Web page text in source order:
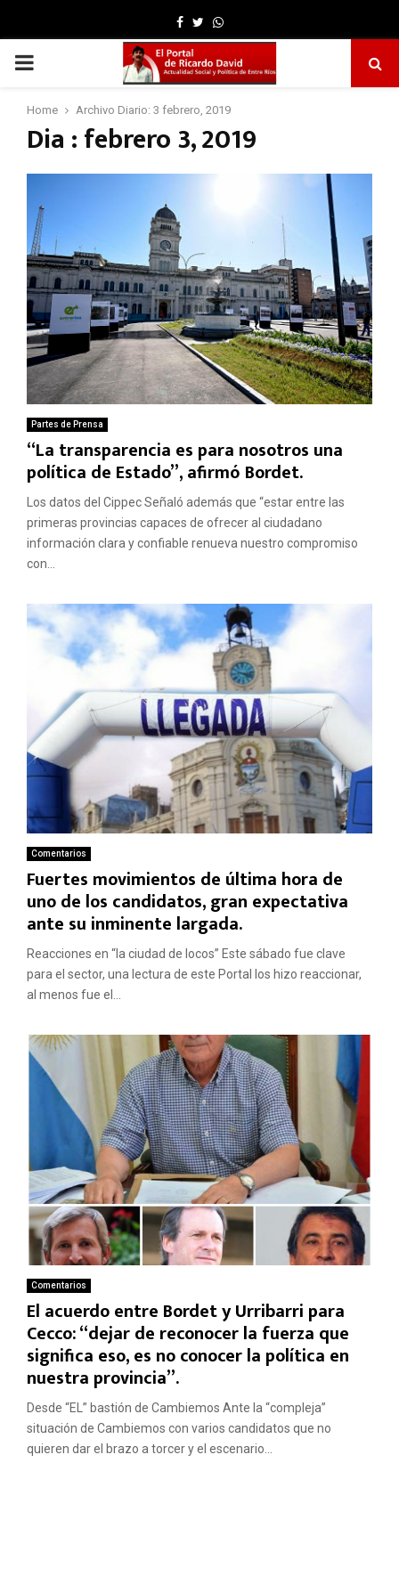
Facebook
TwitterWhatsapp
PRIMARY
MENU
Home Archivo Diario: 3 febrero, 2019
Dia : febrero 3, 2019
Partes de Prensa
“La transparencia es para nosotros una
política de Estado”, afirmó Bordet.
Los datos del Cippec Señaló además que “estar entre las
primeras provincias capaces de ofrecer al ciudadano
información clara y confiable renueva nuestro compromiso
con...
Comentarios
Fuertes movimientos de última hora de
uno de los candidatos, gran expectativa
ante su inminente largada.
Reacciones en “la ciudad de locos” Este sábado fue clave
para el sector, una lectura de este Portal los hizo reaccionar,
al menos fue el...
Comentarios
El acuerdo entre Bordet y Urribarri para
Cecco: “dejar de reconocer la fuerza que
significa eso, es no conocer la política en
nuestra provincia”.
Desde “EL” bastión de Cambiemos Ante la “compleja”
situación de Cambiemos con varios candidatos que no
quieren dar el brazo a torcer y el escenario...